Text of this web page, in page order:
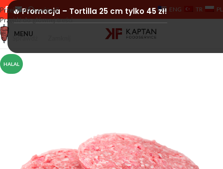
Przejdź do nawigacji
Przejdź do głównej treści
🔥 Promocja – Tortilla 25 cm tylko 45 zł!
Sprawdź
ENG TR PL
MENU
HALAL